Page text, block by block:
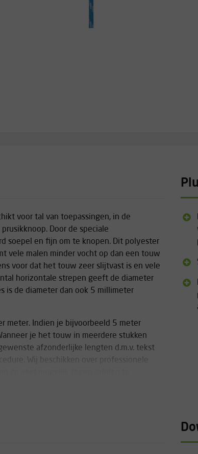
voor tal van toepassingen, in de
Door de speciale
soepel en fijn om te knopen. Dit polyester
vele malen minder vocht op dan een touw
voor dat het touw zeer slijtvast is en vele
horizontale strepen geeft de diameter
is de diameter dan ook 5 millimeter
meter. Indien je bijvoorbeeld 5 meter
je het touw in meerdere stukken
afzonderlijke lengten d.m.v. tekst
Wij beschikken over professionele